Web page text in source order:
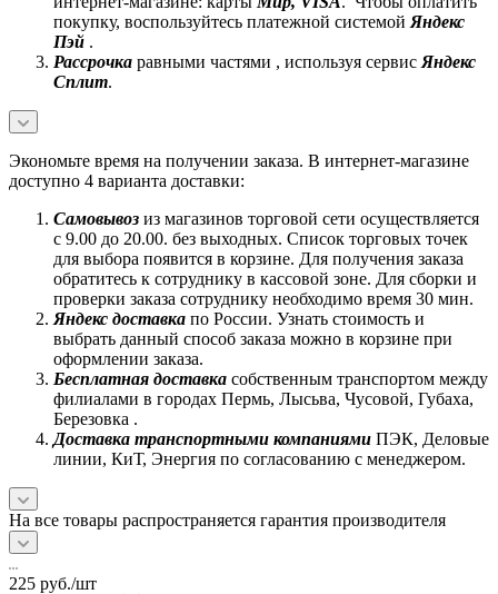
покупку, воспользуйтесь платежной системой Яндекс
Пэй .
Рассрочка равными частями , используя сервис Яндекс
Сплит.
Экономьте время на получении заказа. В интернет-магазине
доступно 4 варианта доставки:
Самовывоз из магазинов торговой сети осуществляется
с 9.00 до 20.00. без выходных. Список торговых точек
для выбора появится в корзине. Для получения заказа
обратитесь к сотруднику в кассовой зоне. Для сборки и
проверки заказа сотруднику необходимо время 30 мин.
Яндекс доставка по России. Узнать стоимость и
выбрать данный способ заказа можно в корзине при
оформлении заказа.
Бесплатная доставка собственным транспортом между
филиалами в городах Пермь, Лысьва, Чусовой, Губаха,
Березовка .
Доставка транспортными компаниями ПЭК, Деловые
линии, КиТ, Энергия по согласованию с менеджером.
На все товары распространяется гарантия производителя
225 руб./шт